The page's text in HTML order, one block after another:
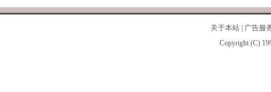
关于本站
广告服
Copyright (C)